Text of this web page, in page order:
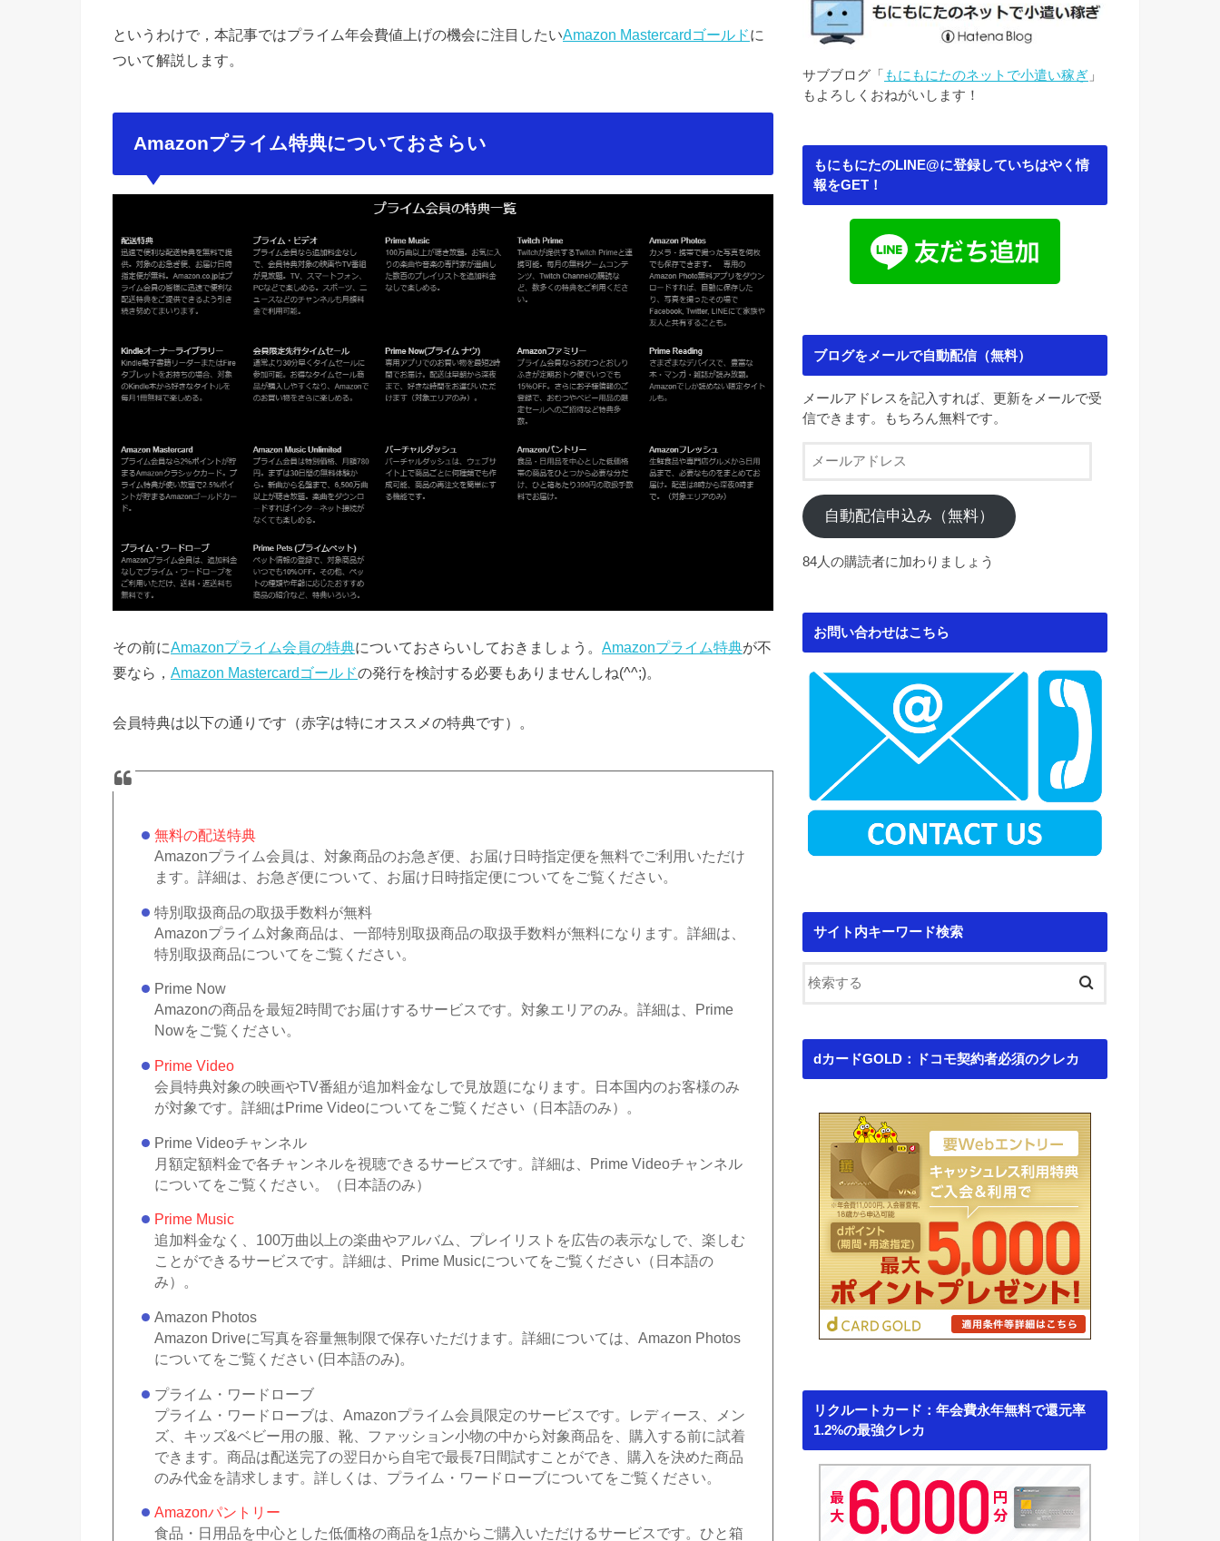
というわけで，本記事ではプライム年会費値上げの機会に注目したいAmazon Mastercardゴールドに
ついて解説します。
Amazonプライム特典についておさらい
その前にAmazonプライム会員の特典についておさらいしておきましょう。 Amazonプライム特典が不
要なら， Amazon Mastercardゴールドの発行を検討する必要もありませんしね(^^;)。
会員特典は以下の通りです（赤字は特にオススメの特典です）。
無料の配送特典
Amazonプライム会員は、対象商品のお急ぎ便、お届け日時指定便を無料でご利用いただけ
ます。詳細は、お急ぎ便について、お届け日時指定便についてをご覧ください。
特別取扱商品の取扱手数料が無料
Amazonプライム対象商品は、一部特別取扱商品の取扱手数料が無料になります。詳細は、
特別取扱商品についてをご覧ください。
Prime Now
Amazonの商品を最短2時間でお届けするサービスです。対象エリアのみ。詳細は、Prime
Nowをご覧ください。
Prime Video
会員特典対象の映画やTV番組が追加料金なしで見放題になります。日本国内のお客様のみ
が対象です。詳細はPrime Videoについてをご覧ください（日本語のみ）。
Prime Videoチャンネル
月額定額料金で各チャンネルを視聴できるサービスです。詳細は、Prime Videoチャンネル
についてをご覧ください。（日本語のみ）
Prime Music
追加料金なく、100万曲以上の楽曲やアルバム、プレイリストを広告の表示なしで、楽しむ
ことができるサービスです。詳細は、Prime Musicについてをご覧ください（日本語の
み）。
Amazon Photos
Amazon Driveに写真を容量無制限で保存いただけます。詳細については、Amazon Photos
についてをご覧ください (日本語のみ)。
プライム・ワードローブ
プライム・ワードローブは、Amazonプライム会員限定のサービスです。レディース、メン
ズ、キッズ&ベビー用の服、靴、ファッション小物の中から対象商品を、購入する前に試着
できます。商品は配送完了の翌日から自宅で最長7日間試すことができ、購入を決めた商品
のみ代金を請求します。詳しくは、プライム・ワードローブについてをご覧ください。
Amazonパントリー
食品・日用品を中心とした低価格の商品を1点からご購入いただけるサービスです。ひと箱
サブブログ「もにもにたのネットで小遣い稼ぎ 」
もよろしくおねがいします！
もにもにたのLINE@に登録していちはやく情
報をGET！
ブログをメールで自動配信（無料）
メールアドレスを記入すれば、更新をメールで受
信できます。もちろん無料です。
ー
ア
ド
ス
自動配信申込み（無料）
84人の購読者に加わりましょう
お問い合わせはこちら
サイト内キーワード検索
dカードGOLD：ドコモ契約者必須のクレカ
リクルートカード：年会費永年無料で還元率
1.2%の最強クレカ